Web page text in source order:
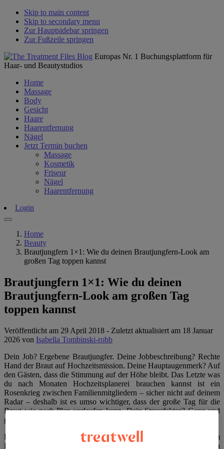
Skip to main content
Skip to secondary menu
Zur Hauptsidebar springen
Zur Fußzeile springen
Europas Nr. 1 Buchungsplattform für
Haar- und Beautystudios
Home
Massage
Body
Gesicht
Haare
Haarentfernung
Nägel
Jetzt Termin buchen
Massage
Kosmetik
Friseur
Nägel
Haarentfernung
Login
Home
Beauty
Brautjungfern 1×1: Wie du deinen Brautjungfern-Look am
großen Tag toppen kannst
Brautjungfern 1×1: Wie du deinen
Brautjungfern-Look am großen Tag
toppen kannst
Veröffentlicht am 29 April 2018 - Zuletzt aktualisiert am 18 Januar
2026 von Isabella Tombinski-robb
Dein Job? Ergebene Brautjungfer. Deine Jobbeschreibung? Rechte
Hand der Braut auf Hochzeitsmission. Deine Hauptaugenmerk? Auf
den Gästen, dass die Stimmung auf der Höhe bleibt. Das Letzte was
du nach Monaten Hochzeitsplanerei brauchen kannst ist ein
Rosenkrieg zwischen Familienmitgliedern – sicher nicht auf deinem
Radar – deshalb ist es umso wichtiger, dass der große Tag für die
Braut wie nach Plan verlaufen kann. Dein Stressfaktor? Ganz und
gar nicht vorhanden!
Hier ist dein Brautjungfern 1×1 Beautyguide, der dein Problem im
Handumdrehen löst und dich von Kopf bis Fuß auffrischt. Dein